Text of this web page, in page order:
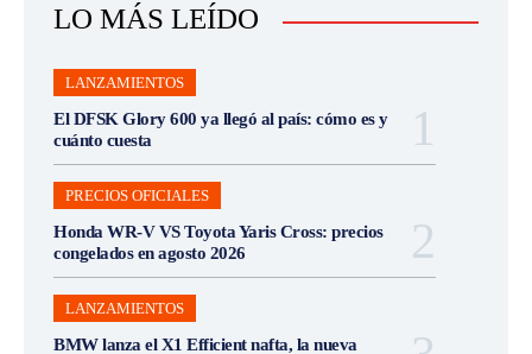
LO MÁS LEÍDO
LANZAMIENTOS
El DFSK Glory 600 ya llegó al país: cómo es y
cuánto cuesta
PRECIOS OFICIALES
Honda WR-V VS Toyota Yaris Cross: precios
congelados en agosto 2026
LANZAMIENTOS
BMW lanza el X1 Efficient nafta, la nueva